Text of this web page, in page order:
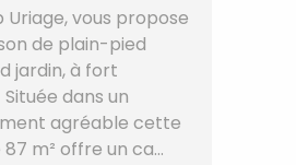
vous propose
de plain-pied
jardin, à fort
dans un
agréable cette
m² offre un ca...